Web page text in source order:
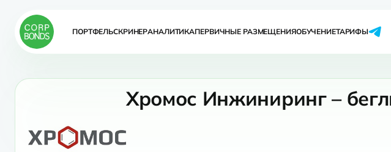
ПОРТФЕЛЬСКРИНЕРАНАЛИТИКАПЕРВИЧНЫЕ РАЗМЕЩЕНИЯОБУЧЕНИЕТАРИФЫ
Хромос Инжиниринг –